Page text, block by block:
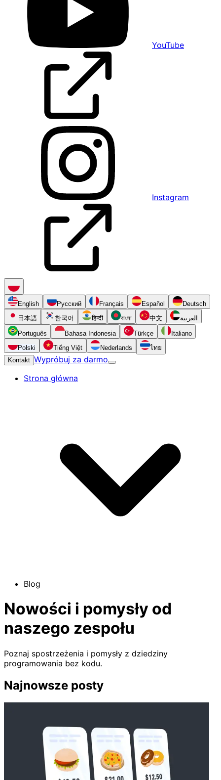
YouTube
Instagram
English Русский Français Español
Deutsch
日本語
한국어 हिन्दी বাংলা 中文 العربية
Português Bahasa Indonesia Türkçe
Italiano
Polski
Tiếng Việt Nederlands
ไทย
Kontakt Wypróbuj za darmo
Strona główna
Blog
Nowości i pomysły od
naszego zespołu
Poznaj spostrzeżenia i pomysły z dziedziny
programowania bez kodu.
Najnowsze posty